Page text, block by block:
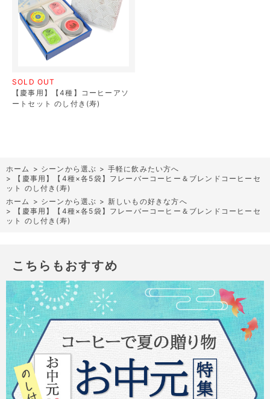
SOLD OUT
【慶事用】【4種】コーヒーアソ
ートセット のし付き(寿)
ホーム > シーンから選ぶ > 手軽に飲みたい方へ
>
【慶事用】【4種×各5袋】フレーバーコーヒー＆ブレンドコーヒーセ
ット のし付き(寿)
ホーム > シーンから選ぶ > 新しいもの好きな方へ
>
【慶事用】【4種×各5袋】フレーバーコーヒー＆ブレンドコーヒーセ
ット のし付き(寿)
こちらもおすすめ